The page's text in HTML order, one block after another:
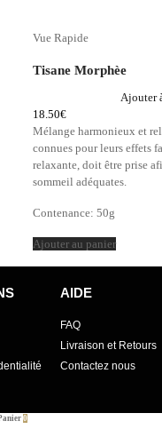
Vue Rapide
Tisane Morphèe
Ajouter
18.50€
Mélange harmonieux et
connues pour leurs effets
relaxante, doit être prise
sommeil adéquates.
Contenance: 50g
Ajouter au panier
AIDE
FAQ
Livraison et Retours
Contactez nous
0